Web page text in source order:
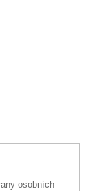
osobních